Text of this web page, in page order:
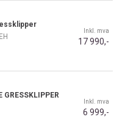
Inkl. mva
17 990,-
GRESSKLIPPER
Inkl. mva
6 999,-